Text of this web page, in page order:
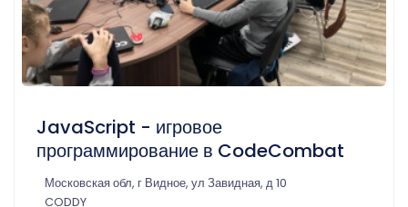
JavaScript - игровое
программирование в CodeCombat
Московская обл, г Видное, ул Завидная, д 10
CODDY